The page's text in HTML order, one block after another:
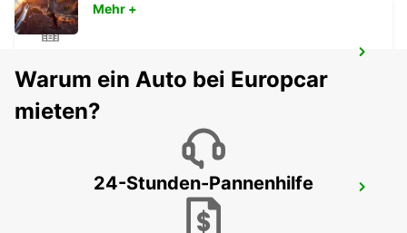
JEREZ DE LA FRONTERA - SPAIN
Mehr +
Warum ein Auto bei Europcar
mieten?
24-Stunden-Pannenhilfe